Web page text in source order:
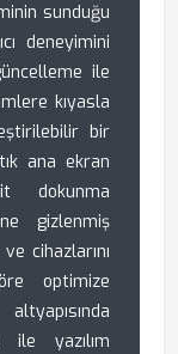
sunduğu
deneyimini
ile
kıyasla
bir
ana ekran
dokunma
gizlenmiş
cihazlarını
optimize
ile yazılım